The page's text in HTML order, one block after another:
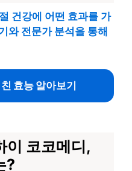
건강에 어떤 효과를 가
와 전문가 분석을 통해
효능 알아보기
이 코코메디,
?